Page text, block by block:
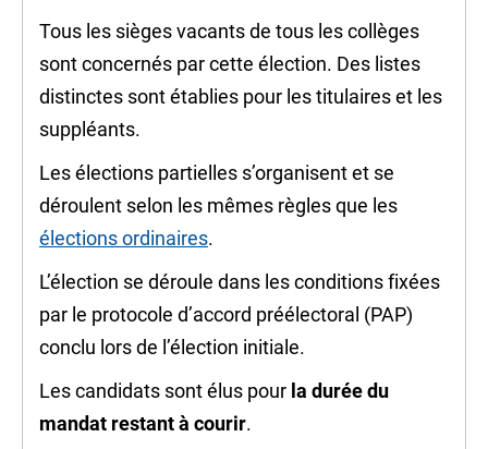
Tous les sièges vacants de tous les collèges
sont concernés par cette élection. Des listes
distinctes sont établies pour les titulaires et les
suppléants.
Les élections partielles s’organisent et se
déroulent selon les mêmes règles que les
élections ordinaires.
L’élection se déroule dans les conditions fixées
par le protocole d’accord préélectoral (PAP)
conclu lors de l’élection initiale.
Les candidats sont élus pour la durée du
mandat restant à courir.